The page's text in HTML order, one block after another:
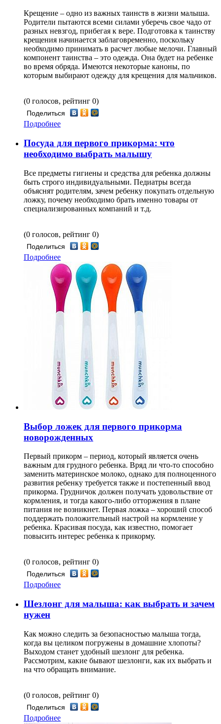
Крещение – одно из важных таинств в жизни малыша.
Родители пытаются всеми силами уберечь свое чадо от
разных невзгод, прибегая к вере. Подготовка к таинству
крещения начинается заблаговременно, поскольку
необходимо принимать в расчет любые мелочи. Главный
компонент таинства – это одежда. Она будет на ребенке
во время обряда. Имеются некоторые каноны, по
которым выбирают одежду для крещения для мальчиков.
(0 голосов, рейтинг 0)
Поделиться
Подробнее
Посуда для первого прикорма: что
необходимо выбрать малышу
Все предметы гигиены и средства для ребенка должны
быть строго индивидуальными. Педиатры всегда
объяснят родителям, зачем ребенку покупать отдельную
ложку, почему необходимо брать именно товары от
специализированных компаний и т.д.
(0 голосов, рейтинг 0)
Поделиться
Подробнее
Выбор ложек для первого прикорма
новорожденных
Первый прикорм – период, который является очень
важным для грудного ребенка. Вряд ли что-то способно
заменить материнское молоко, однако для полноценного
развития ребенку требуется также и постепенный ввод
прикорма. Грудничок должен получать удовольствие от
кормления, и тогда какого-либо отторжения в плане
питания не возникнет. Первая ложка – хороший способ
поддержать положительный настрой на кормление у
ребенка. Красивая посуда, как известно, помогает
повысить интерес ребенка к прикорму.
(0 голосов, рейтинг 0)
Поделиться
Подробнее
Шезлонг для малыша: как выбрать и зачем
нужен
Как можно следить за безопасностью малыша тогда,
когда вы целиком погружены в домашние хлопоты?
Выходом станет удобный шезлонг для ребенка.
Рассмотрим, какие бывают шезлонги, как их выбрать и
на что обращать внимание.
(0 голосов, рейтинг 0)
Поделиться
Подробнее